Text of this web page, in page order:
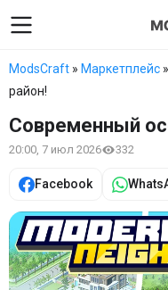
ModsCraft » Маркетплейс »
район!
Современный
20:00, 7 июл 2026 332
Facebook